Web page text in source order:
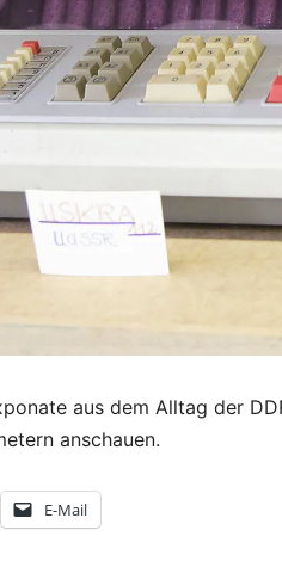
aus dem Alltag der
anschauen.
E-Mail